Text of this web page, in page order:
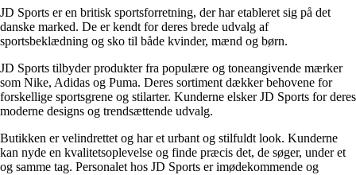
JD Sports er en britisk sportsforretning, der har etableret sig på det
danske marked. De er kendt for deres brede udvalg af
sportsbeklædning og sko til både kvinder, mænd og børn.
JD Sports tilbyder produkter fra populære og toneangivende mærker
som Nike, Adidas og Puma. Deres sortiment dækker behovene for
forskellige sportsgrene og stilarter. Kunderne elsker JD Sports for deres
moderne designs og trendsættende udvalg.
Butikken er velindrettet og har et urbant og stilfuldt look. Kunderne
kan nyde en kvalitetsoplevelse og finde præcis det, de søger, under et
og samme tag. Personalet hos JD Sports er imødekommende og